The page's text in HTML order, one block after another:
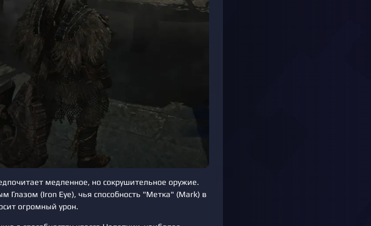
медленное, но сокрушительное оружие.
Глазом (Iron Eye), чья способность "Метка" (Mark) в
огромный урон.